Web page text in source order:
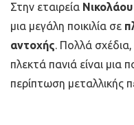
Στην εταιρεία
μια μεγάλη ποικιλία σε
αντοχής. Πολλά
πλεκτά πανιά είναι μια
περίπτωση μεταλλικής